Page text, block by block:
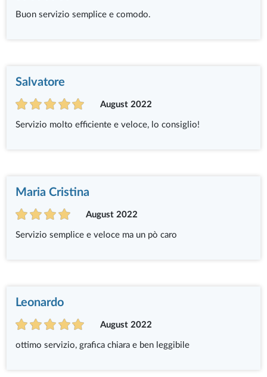
Buon servizio semplice e comodo.
Salvatore
August 2022
Servizio molto efficiente e veloce, lo consiglio!
Maria Cristina
August 2022
Servizio semplice e veloce ma un pò caro
Leonardo
August 2022
ottimo servizio, grafica chiara e ben leggibile